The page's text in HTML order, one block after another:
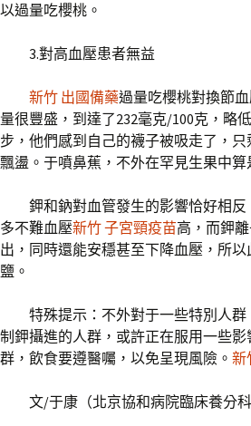
以過量吃櫻桃。
3.對高血壓患者無益
新竹 出國備藥過量吃櫻桃對換節
量很豐盛，到達了232毫克/100克，略
步，他們感到自己的襪子被吸走了，
飄盪。于噴鼻蕉，不外在罕見生果中算
鉀和鈉對血管發生的影響恰好相
多不難血壓新竹 子宮頸疫苗高，而鉀
出，同時還能安穩甚至下降血壓，所
鹽。
特殊提示：不外對于一些特別人
制鉀攝進的人群，或許正在服用一些
群，飲食要遵醫囑，以免呈現風險。 新
文/于康（北京協和病院臨床養分科